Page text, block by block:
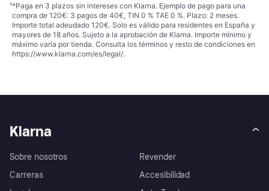
¹*Paga en 3 plazos sin intereses con Klarna. Ejemplo de pago para una
compra de 120€: 3 pagos de 40€, TIN 0 % TAE 0 %. Plazo: 2 meses.
Importe total adeudado 120€. Solo es válido para residentes en España y
mayores de 18 años. Sujeto a la aprobación de Klarna. Importe mínimo y
máximo varía por tienda. Consulta los términos y resto de condiciones en
https://www.klarna.com/es/legal/.
Klarna
Sobre nosotros
Carreras
Revender
Accesibilidad